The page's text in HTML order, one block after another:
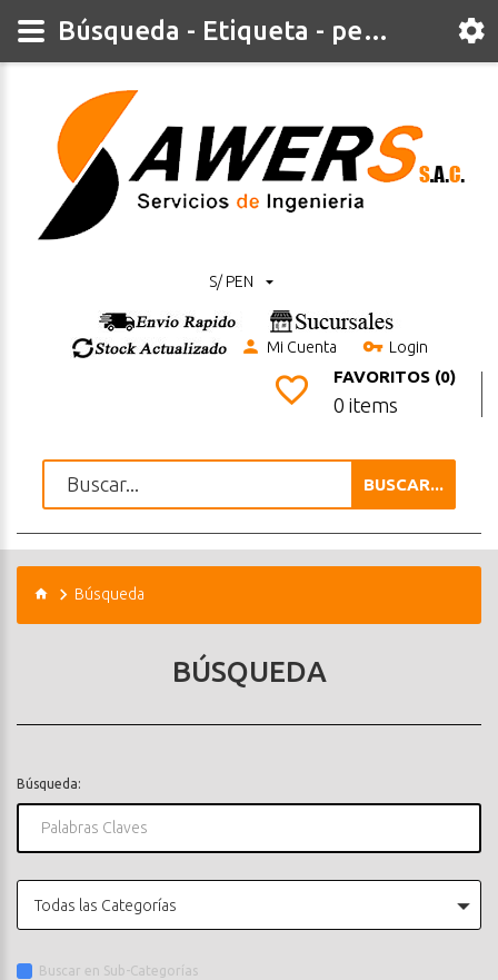
S/ PEN
Mi Cuenta Login
FAVORITOS (0)
0 items
BUSCAR...
Búsqueda
BÚSQUEDA
Búsqueda:
Todas las Categorías
Buscar en Sub-Categorías
Búsqueda - Etiqueta - pelacable